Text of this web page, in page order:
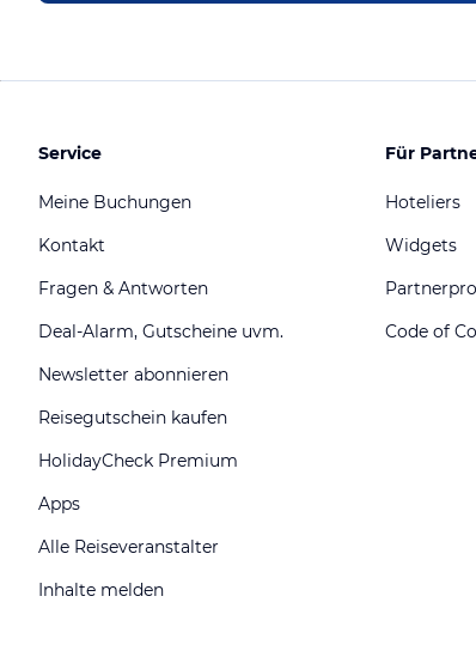
Service
Meine Buchungen
Kontakt
Fragen & Antworten
Deal-Alarm, Gutscheine uvm.
Newsletter abonnieren
Reisegutschein kaufen
HolidayCheck Premium
Apps
Alle Reiseveranstalter
Inhalte melden
Für
Hoteliers
Widgets
Code of